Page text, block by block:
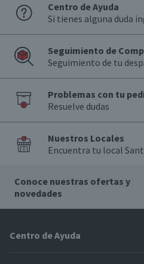
Centro de Ayuda
Si tienes alguna duda
Seguimiento de
Seguimiento de tu
Problemas con tu
Resuelve dudas
Nuestros Locales
Encuentra tu local
Conoce nuestras ofertas y
novedades
Centro de Ayuda